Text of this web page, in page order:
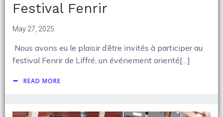
Festival Fenrir
May 27, 2025
Nous avons eu le plaisir d’être invités à participer au
festival Fenrir de Liffré, un événement orienté[…]
READ MORE